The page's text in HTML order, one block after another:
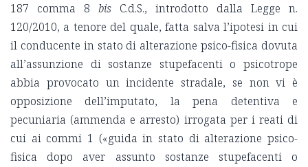
187 comma 8 bis C.d.S., introdotto dalla Legge n.
120/2010, a tenore del quale, fatta salva l’ipotesi in cui
il conducente in stato di alterazione psico-fisica dovuta
all’assunzione di sostanze stupefacenti o psicotrope
abbia provocato un incidente stradale, se non vi è
opposizione dell’imputato, la pena detentiva e
pecuniaria (ammenda e arresto) irrogata per i reati di
cui ai commi 1 («guida in stato di alterazione psico-
fisica dopo aver assunto sostanze stupefacenti o